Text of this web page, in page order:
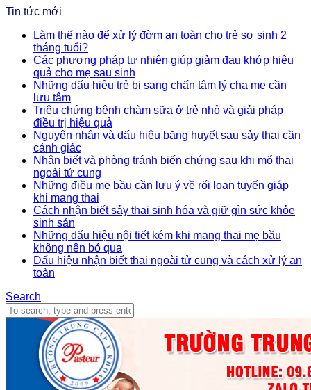
Tin tức mới
Làm thế nào để xử lý đờm an toàn cho trẻ sơ sinh 2
tháng tuổi?
Các phương pháp tự nhiên giúp giảm đau khớp hiệu
quả cho mẹ sau sinh
Những dấu hiệu trẻ bị sang chấn tâm lý cha mẹ cần
lưu tâm
Triệu chứng bệnh chàm sữa ở trẻ nhỏ và giải pháp
điều trị hiệu quả
Nguyên nhân và dấu hiệu băng huyết sau sảy thai cần
cảnh giác
Nhận biết và phòng tránh biến chứng sau khi mổ thai
ngoài tử cung
Những điều mẹ bầu cần lưu ý về rối loạn tuyến giáp
khi mang thai
Cách nhận biết sảy thai sinh hóa và giữ gìn sức khỏe
sinh sản
Những dấu hiệu nội tiết kém khi mang thai mẹ bầu
không nên bỏ qua
Dấu hiệu nhận biết thai ngoài tử cung và cách xử lý an
toàn
Search